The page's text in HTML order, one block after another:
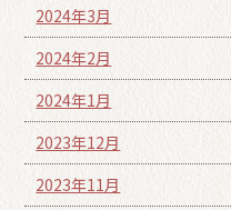
2024年3月
2024年2月
2024年1月
2023年12月
2023年11月